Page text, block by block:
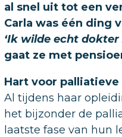
al snel uit tot een
Carla was één ding
‘Ik wilde echt
gaat ze met
Hart voor palliatieve
Al tijdens haar
het bijzonder de
laatste fase van hun